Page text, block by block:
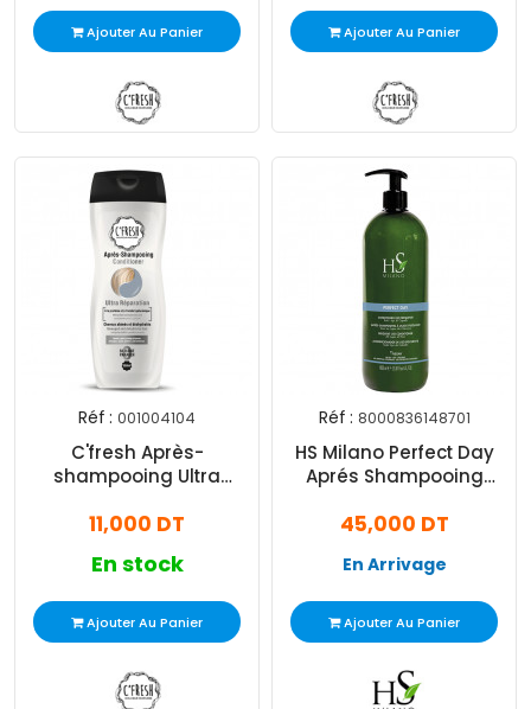
Ajouter Au Panier Ajouter Au Panier
Réf : 001004104
C'fresh Après-
shampooing Ultra
Pour Cheveux Abimés
11,000 DT
En stock
Ajouter Au Panier
Réf : 8000836148701
HS Milano Perfect Day
Aprés Shampooing
45,000 DT
En Arrivage
Ajouter Au Panier